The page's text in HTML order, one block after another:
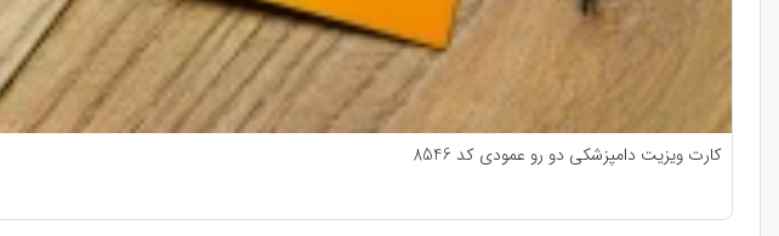
کارت ویزیت دامپزشکی دو رو عمودی کد 8546